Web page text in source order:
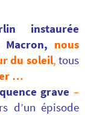
instaurée
nous
du soleil, tous
…
grave –
d’un épisode